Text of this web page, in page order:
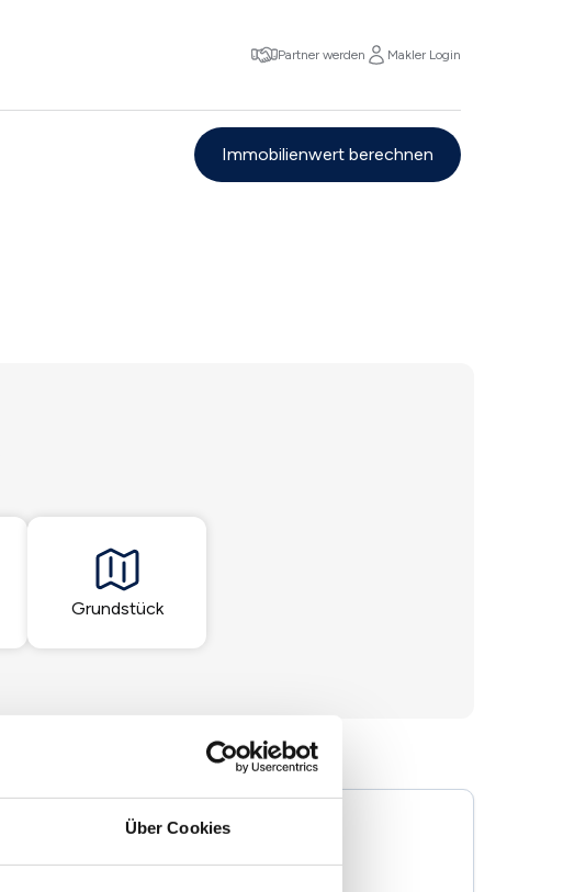
Über Cookies
Partner werden Makler Login
Immobilienwert berechnen
Grundstück